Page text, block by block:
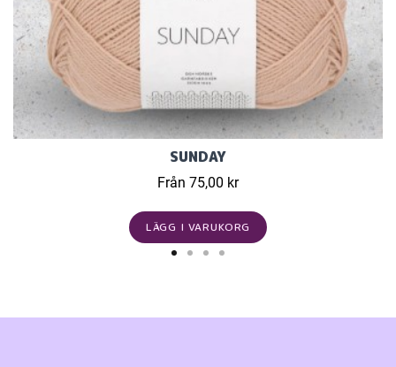
SUNDAY
Från 75,00 kr
LÄGG I VARUKORG